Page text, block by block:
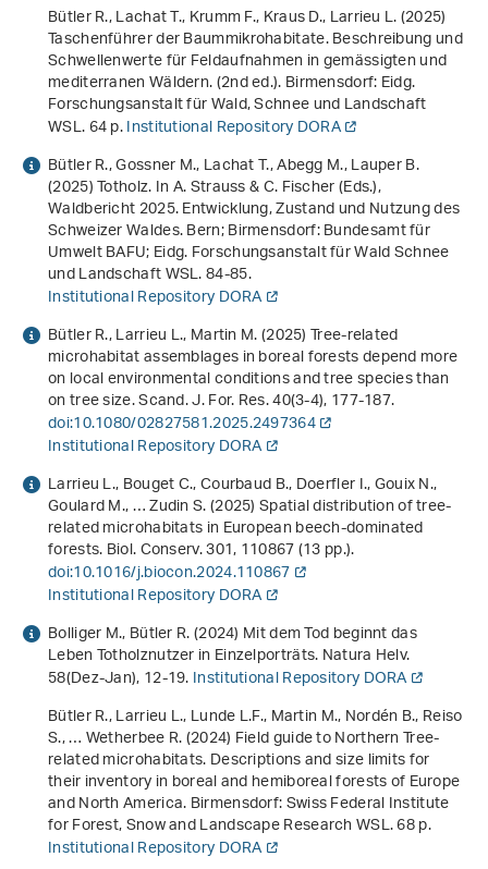
Bütler R., Lachat T., Krumm F., Kraus D., Larrieu L. (2025)
Taschenführer der Baummikrohabitate. Beschreibung und
Schwellenwerte für Feldaufnahmen in gemässigten und
mediterranen Wäldern. (2nd ed.). Birmensdorf: Eidg.
Forschungsanstalt für Wald, Schnee und Landschaft
WSL. 64 p.Institutional Repository DORA
Bütler R., Gossner M., Lachat T., Abegg M., Lauper B.
(2025) Totholz. In A. Strauss & C. Fischer (Eds.),
Waldbericht 2025. Entwicklung, Zustand und Nutzung des
Schweizer Waldes. Bern; Birmensdorf: Bundesamt für
Umwelt BAFU; Eidg. Forschungsanstalt für Wald Schnee
und Landschaft WSL. 84-85.
Institutional Repository DORA
Bütler R., Larrieu L., Martin M. (2025) Tree-related
microhabitat assemblages in boreal forests depend more
on local environmental conditions and tree species than
on tree size. Scand. J. For. Res.40(3-4), 177-187.
doi:10.1080/02827581.2025.2497364
Institutional Repository DORA
Larrieu L., Bouget C., Courbaud B., Doerfler I., Gouix N.,
Goulard M., … Zudin S. (2025) Spatial distribution of tree-
related microhabitats in European beech-dominated
forests. Biol. Conserv.301, 110867 (13 pp.).
doi:10.1016/j.biocon.2024.110867
Institutional Repository DORA
Bolliger M., Bütler R. (2024) Mit dem Tod beginnt das
Leben Totholznutzer in Einzelporträts. Natura Helv.
58(Dez-Jan), 12-19.Institutional Repository DORA
Bütler R., Larrieu L., Lunde L.F., Martin M., Nordén B., Reiso
S., … Wetherbee R. (2024)Field guide to Northern Tree-
related microhabitats. Descriptions and size limits for
their inventory in boreal and hemiboreal forests of Europe
and North America. Birmensdorf: Swiss Federal Institute
for Forest, Snow and Landscape Research WSL. 68 p.
Institutional Repository DORA